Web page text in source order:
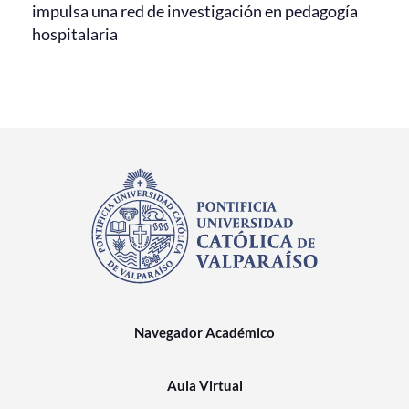
impulsa una red de investigación en pedagogía
hospitalaria
Navegador Académico
Aula Virtual